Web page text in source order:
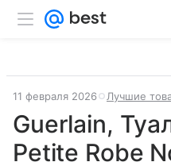
11 февраля 2026 Лучшие
Guerlain,
Petite Robe